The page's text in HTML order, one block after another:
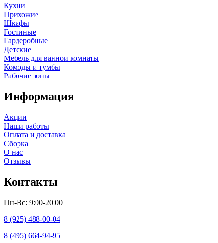
Кухни
Прихожие
Шкафы
Гостиные
Гардеробные
Детские
Мебель для ванной комнаты
Комоды и тумбы
Рабочие зоны
Информация
Акции
Наши работы
Оплата и доставка
Сборка
О нас
Отзывы
Контакты
Пн-Вс: 9:00-20:00
8 (925) 488-00-04
8 (495) 664-94-95